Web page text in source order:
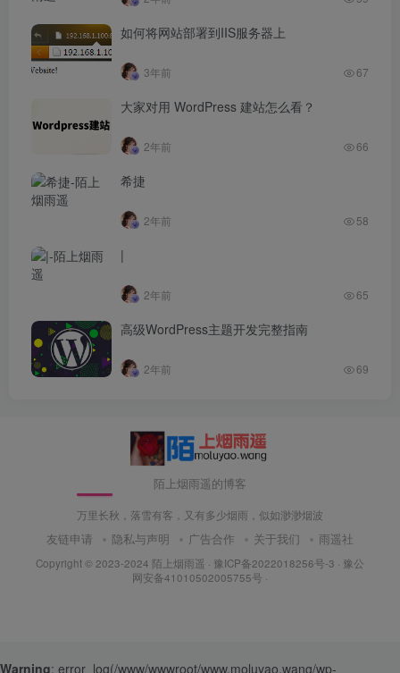
如何将网站部署到IIS服务器上
3年前 67
大家对用 WordPress 建站怎么看？
2年前 66
希捷
2年前 58
|
2年前 65
高级WordPress主题开发完整指南
2年前 69
陌上烟雨遥的博客
万里长秋，落雪有客，又有多少烟雨，似如渺渺烟波
友链申请 隐私与声明 广告合作 关于我们 雨遥社
Copyright © 2023-2024 陌上烟雨遥 · 豫ICP备2022018256号-3 · 豫公
网安备41010502005755号 ·
Warning: error_log(/www/wwwroot/www.moluyao.wang/wp-